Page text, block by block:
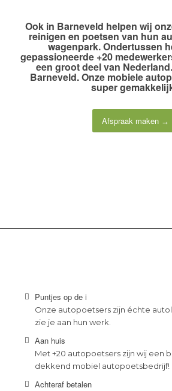
Ook in Barneveld helpen wij
reinigen en poetsen van hun
wagenpark. Ondertussen
gepassioneerde +20
een groot deel van
Barneveld. Onze mobiele
super
Afspraak maken
Puntjes op de i
Onze autopoetsers zijn échte
zie je aan hun werk.
Aan huis
Met +20 autopoetsers zijn wij een
dekkend mobiel autopoetsbedrijf!
Achteraf betalen